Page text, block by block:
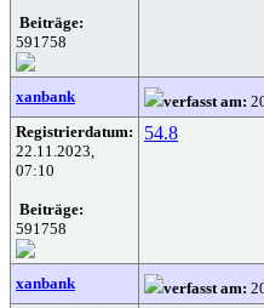
Beiträge:
591758
xanbank verfasst am:
Registrierdatum:
22.11.2023,
07:10
Beiträge:
591758
54.8
xanbank verfasst am: